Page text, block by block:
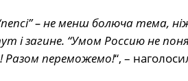
– не менш болюча тема,
і загине. “Умом Россию не
Разом переможемо!“, –